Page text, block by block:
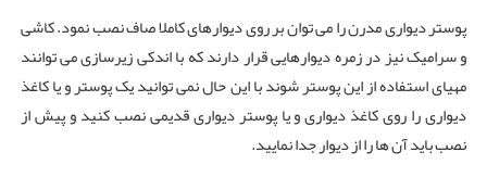
پوستر دیواری مدرن را می توان بر روی دیوارهای کاملا صاف نصب نمود. کاشی
و سرامیک نیز در زمره دیوارهایی قرار دارند که با اندکی زیرسازی می توانند
مهیای استفاده از این پوستر شوند با این حال نمی توانید یک پوستر و یا کاغذ
دیواری را روی کاغذ دیواری و یا پوستر دیواری قدیمی نصب کنید و پیش از
نصب باید آن ها را از دیوار جدا نمایید.